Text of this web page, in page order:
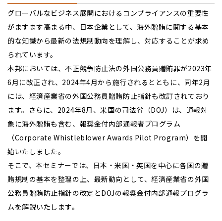
グローバルなビジネス展開におけるコンプライアンスの重要性
がますます高まる中、日本企業として、海外贈賄に関する基本
的な知識から最新の法規制動向を理解し、対応することが求め
られています。
本邦においては、不正競争防止法の外国公務員贈賄罪が2023年
6月に改正され、2024年4月から施行されるとともに、同年2月
には、経済産業省の外国公務員贈賄防止指針も改訂されており
ます。さらに、2024年8月、米国の司法省（DOJ）は、通報対
象に海外贈賄も含む、報奨金付内部通報者プログラム
（Corporate Whistleblower Awards Pilot Program）を開
始いたしました。
そこで、本セミナーでは、日本・米国・英国を中心に各国の贈
賄規制の基本を整理の上、最新動向として、経済産業省の外国
公務員贈賄防止指針の改定とDOJの報奨金付内部通報プログラ
ムを解説いたします。